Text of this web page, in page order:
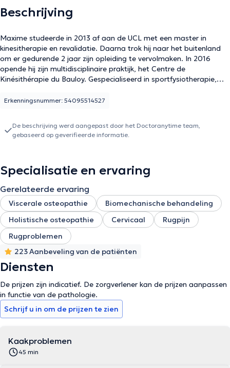
Beschrijving
Maxime studeerde in 2013 af aan de UCL met een master in
kinesitherapie en revalidatie. Daarna trok hij naar het buitenland
om er gedurende 2 jaar zijn opleiding te vervolmaken. In 2016
opende hij zijn multidisciplinaire praktijk, het Centre de
Kinésithérapie du Bauloy. Gespecialiseerd in sportfysiotherapie,
osteopathie en in 2021 behaalde hij zijn diploma D.O. osteopathie
Erkenningsnummer: 54095514527
De beschrijving werd aangepast door het Doctoranytime team,
gebaseerd op geverifieerde informatie.
Specialisatie en ervaring
Gerelateerde ervaring
Viscerale osteopathie
Biomechanische behandeling
Holistische osteopathie
Cervicaal
Rugpijn
Rugproblemen
223 Aanbeveling van de patiënten
Diensten
De prijzen zijn indicatief. De zorgverlener kan de prijzen aanpassen
in functie van de pathologie.
Schrijf u in om de prijzen te zien
Kaakproblemen
45 min